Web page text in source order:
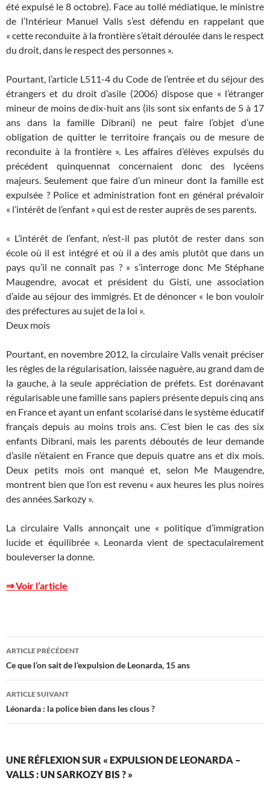
été expulsé le 8 octobre). Face au tollé médiatique, le ministre
de l’Intérieur Manuel Valls s’est défendu en rappelant que
« cette reconduite à la frontière s’était déroulée dans le respect
du droit, dans le respect des personnes ».
Pourtant, l’article L511-4 du Code de l’entrée et du séjour des
étrangers et du droit d’asile (2006) dispose que « l’étranger
mineur de moins de dix-huit ans (ils sont six enfants de 5 à 17
ans dans la famille Dibrani) ne peut faire l’objet d’une
obligation de quitter le territoire français ou de mesure de
reconduite à la frontière ». Les affaires d’élèves expulsés du
précédent quinquennat concernaient donc des lycéens
majeurs. Seulement que faire d’un mineur dont la famille est
expulsée ? Police et administration font en général prévaloir
« l’intérêt de l’enfant » qui est de rester auprès de ses parents.
« L’intérêt de l’enfant, n’est-il pas plutôt de rester dans son
école où il est intégré et où il a des amis plutôt que dans un
pays qu’il ne connaît pas ? » s’interroge donc Me Stéphane
Maugendre, avocat et président du Gisti, une association
d’aide au séjour des immigrés. Et de dénoncer « le bon vouloir
des préfectures au sujet de la loi ».
Deux mois
Pourtant, en novembre 2012, la circulaire Valls venait préciser
les règles de la régularisation, laissée naguère, au grand dam de
la gauche, à la seule appréciation de préfets. Est dorénavant
régularisable une famille sans papiers présente depuis cinq ans
en France et ayant un enfant scolarisé dans le système éducatif
français depuis au moins trois ans. C’est bien le cas des six
enfants Dibrani, mais les parents déboutés de leur demande
d’asile n’étaient en France que depuis quatre ans et dix mois.
Deux petits mois ont manqué et, selon Me Maugendre,
montrent bien que l’on est revenu « aux heures les plus noires
des années Sarkozy ».
La circulaire Valls annonçait une « politique d’immigration
lucide et équilibrée ». Leonarda vient de spectaculairement
bouleverser la donne.
⇒ Voir l’article
Navigation
des
articles
ARTICLE PRÉCÉDENT
Ce que l’on sait de l’expulsion de Leonarda, 15 ans
ARTICLE SUIVANT
Léonarda : la police bien dans les clous ?
UNE RÉFLEXION SUR « EXPULSION DE LEONARDA –
VALLS : UN SARKOZY BIS ? »